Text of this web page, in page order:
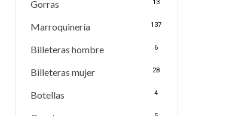
Gorras 13
Marroquinería 137
Billeteras hombre 6
Billeteras mujer 28
Botellas 4